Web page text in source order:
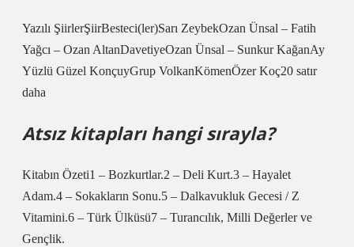
Yazılı ŞiirlerŞiirBesteci(ler)Sarı ZeybekOzan Ünsal – Fatih
Yağcı – Ozan AltanDavetiyeOzan Ünsal – Sunkur KağanAy
Yüzlü Güzel KonçuyGrup VolkanKömenÖzer Koç20 satır
daha
Atsız kitapları hangi sırayla?
Kitabın Özeti1 – Bozkurtlar.2 – Deli Kurt.3 – Hayalet
Adam.4 – Sokakların Sonu.5 – Dalkavukluk Gecesi / Z
Vitamini.6 – Türk Ülküsü7 – Turancılık, Milli Değerler ve
Gençlik.